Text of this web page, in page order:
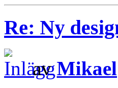
Re: Ny
avMikael